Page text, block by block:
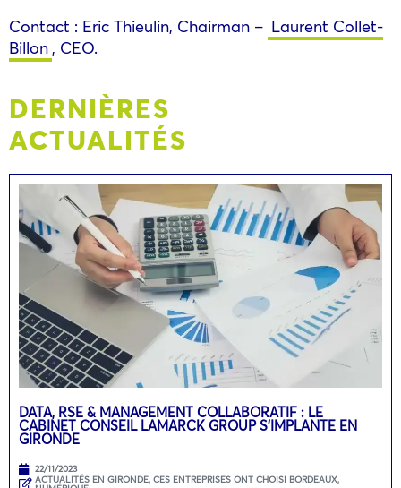
Contact : Eric Thieulin, Chairman – Laurent Collet-
Billon , CEO.
DERNIÈRES
ACTUALITÉS
DATA, RSE & MANAGEMENT COLLABORATIF : LE
CABINET CONSEIL LAMARCK GROUP S’IMPLANTE EN
GIRONDE
22/11/2023
ACTUALITÉS EN GIRONDE, CES ENTREPRISES ONT CHOISI BORDEAUX,